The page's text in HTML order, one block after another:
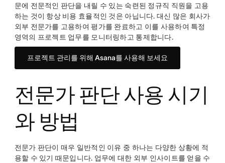
문에 전문적인 판단을 내릴 수 있는 숙련된 정규직 직원을 고용
하는 것이 항상 비용 효율적인 것은 아닙니다. 대신 많은 회사가
외부 전문가를 고용하여 평가를 완료하고 이를 사용하여 특정
영역의 프로젝트 업무를 모니터링하고 통제합니다.
프로젝트 관리를 위해 Asana를 사용해 보세요
전문가 판단 사용 시기
와 방법
전문가 판단이 매우 일반적인 이유 중 하나는 다양한 상황에 적
용할 수 있기 때문입니다. 업무에 대한 외부 인사이트를 얻을 수